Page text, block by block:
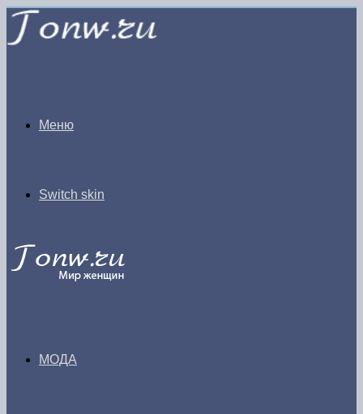
Меню
Switch skin
МОДА